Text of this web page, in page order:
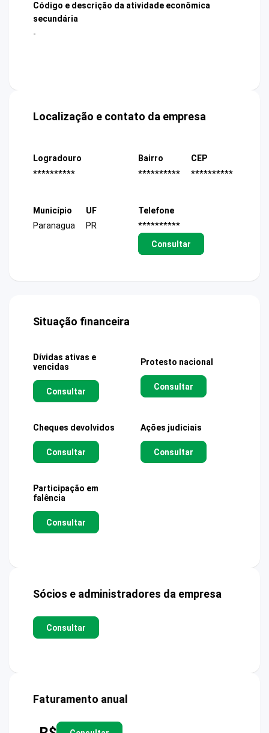
Código e descrição da atividade econômica
secundária
-
Localização e contato da empresa
Logradouro
**********
Bairro
**********
CEP
**********
Município
Paranagua
UF
PR
Telefone
**********
Consultar
Situação financeira
Dívidas ativas e
vencidas
Consultar
Protesto nacional
Consultar
Cheques devolvidos
Consultar
Ações judiciais
Consultar
Participação em
falência
Consultar
Sócios e administradores da empresa
Consultar
Faturamento anual